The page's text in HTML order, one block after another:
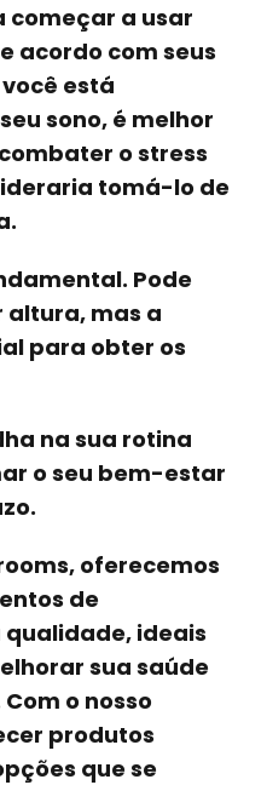
começar a usar
acordo com seus
está
sono, é melhor
o stress
tomá-lo de
Pode
mas a
para obter os
na sua rotina
o seu bem-estar
oferecemos
de
qualidade, ideais
sua saúde
o nosso
produtos
que se